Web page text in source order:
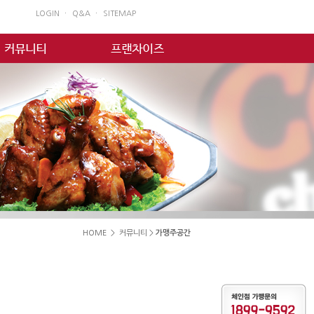
LOGIN ㆍ Q&A ㆍ SITEMAP
HOME > 커뮤니티 > 가맹주공간